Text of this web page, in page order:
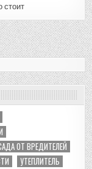
стоит
ОТ ВРЕДИТЕЛЕЙ
УТЕПЛИТЕЛЬ